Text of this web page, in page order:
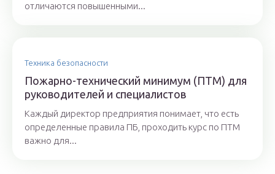
отличаются повышенными...
Техника безопасности
Пожарно-технический минимум (ПТМ) для
руководителей и специалистов
Каждый директор предприятия понимает, что есть
определенные правила ПБ, проходить курс по ПТМ
важно для...